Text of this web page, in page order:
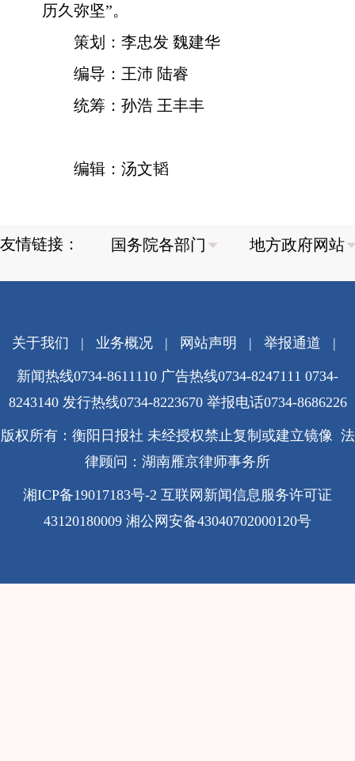
历久弥坚”。
策划：李忠发 魏建华
编导：王沛 陆睿
统筹：孙浩 王丰丰
编辑：汤文韬
友情链接：
关于我们 | 业务概况| 网站声明 | 举报通道 |
新闻热线0734-8611110 广告热线0734-8247111 0734-
8243140 发行热线0734-8223670 举报电话0734-8686226
版权所有：衡阳日报社 未经授权禁止复制或建立镜像 法
律顾问：湖南雁京律师事务所
湘ICP备19017183号-2 互联网新闻信息服务许可证
43120180009 湘公网安备43040702000120号